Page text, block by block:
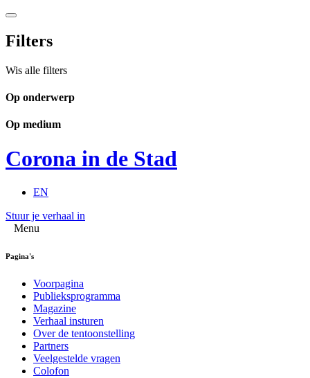
Filters
Wis alle filters
Op onderwerp
Op medium
Corona in de Stad
EN
Stuur je verhaal in
Menu
Pagina's
Voorpagina
Publieksprogramma
Magazine
Verhaal insturen
Over de tentoonstelling
Partners
Veelgestelde vragen
Colofon